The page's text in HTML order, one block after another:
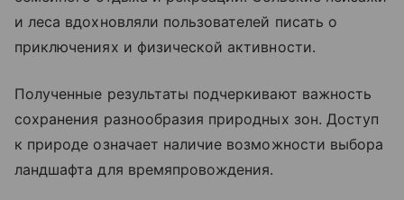
и леса вдохновляли пользователей писать о
приключениях и физической активности.
Полученные результаты подчеркивают важность
сохранения разнообразия природных зон. Доступ
к природе означает наличие возможности выбора
ландшафта для времяпровождения.